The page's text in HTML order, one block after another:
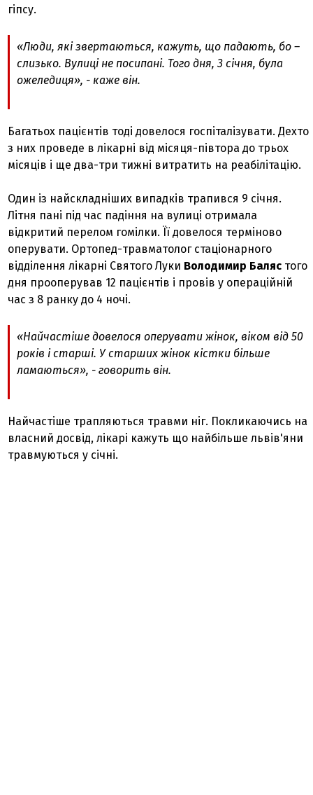
гіпсу.
«Люди, які звертаються, кажуть, що падають, бо –
слизько. Вулиці не посипані. Того дня, 3 січня, була
ожеледиця», - каже він.
Багатьох пацієнтів тоді довелося госпіталізувати. Дехто
з них проведе в лікарні від місяця-півтора до трьох
місяців і ще два-три тижні витратить на реабілітацію.
Один із найскладніших випадків трапився 9 січня.
Літня пані під час падіння на вулиці отримала
відкритий перелом гомілки. Її довелося терміново
оперувати. Ортопед-травматолог стаціонарного
відділення лікарні Святого Луки Володимир Баляс того
дня прооперував 12 пацієнтів і провів у операційній
час з 8 ранку до 4 ночі.
«Найчастіше довелося оперувати жінок, віком від 50
років і старші. У старших жінок кістки більше
ламаються», - говорить він.
Найчастіше трапляються травми ніг. Покликаючись на
власний досвід, лікарі кажуть що найбільше львів'яни
травмуються у січні.